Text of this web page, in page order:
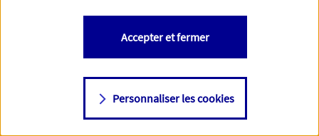
Vous êtes libre de les accepter, de les refuser comme de
changer d'avis à tout moment en allant sur
Consulter notre politique decookies
Personnaliser les cookies
Accepter et fermer